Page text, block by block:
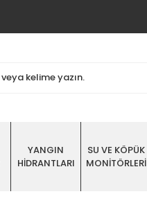
YANGIN
HİDRANTLARI
SU VE KÖPÜK
MONİTÖRLERİ